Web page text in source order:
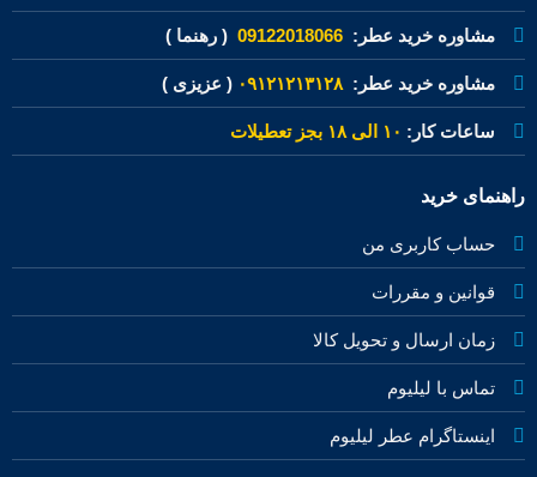
مشاوره خرید عطر: 09122018066 ( رهنما )
مشاوره خرید عطر:۰۹۱۲۱۲۱۳۱۲۸ ( عزیزی )
ساعات کار: ۱۰ الی ۱۸ بجز تعطیلات
راهنمای خرید
حساب کاربری من
قوانین و مقررات
زمان ارسال و تحویل کالا
تماس با لیلیوم
اینستاگرام عطر لیلیوم